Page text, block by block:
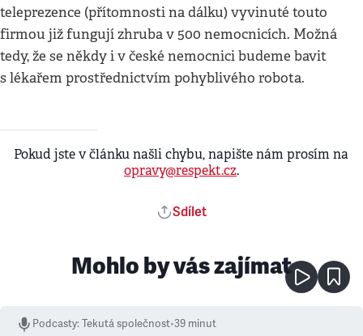
teleprezence (přítomnosti na dálku) vyvinuté touto
firmou již fungují zhruba v 500 nemocnicích. Možná
tedy, že se někdy i v české nemocnici budeme bavit
s lékařem prostřednictvím pohyblivého robota.
Pokud jste v článku našli chybu, napište nám prosím na
opravy@respekt.cz.
Sdílet
Mohlo by vás zajímat
Podcasty:Tekutá společnost•39 minut